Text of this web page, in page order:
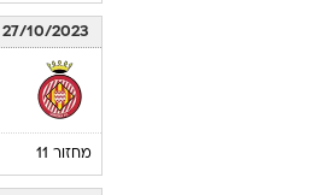
27/10/2023
מחזור 11